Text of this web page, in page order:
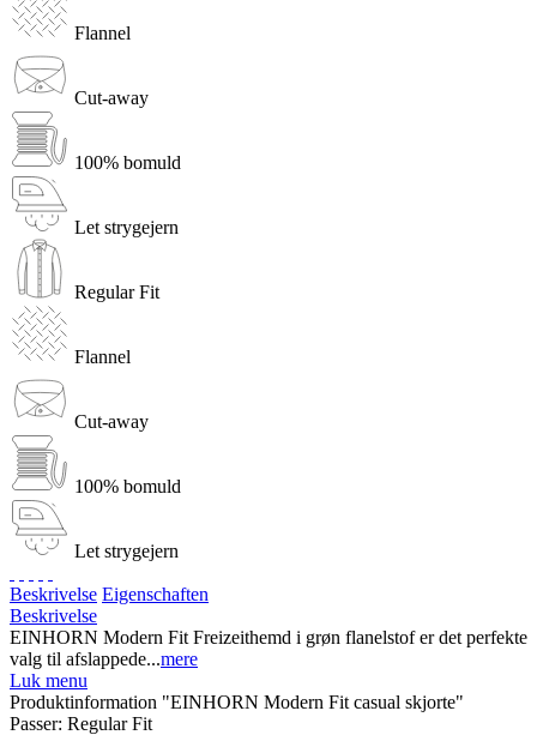
Flannel
Cut-away
100% bomuld
Let strygejern
Regular Fit
Flannel
Cut-away
100% bomuld
Let strygejern
Beskrivelse Eigenschaften
Beskrivelse
EINHORN Modern Fit Freizeithemd i grøn flanelstof er det perfekte
valg til afslappede...mere
Luk menu
Produktinformation "EINHORN Modern Fit casual skjorte"
Passer: Regular Fit